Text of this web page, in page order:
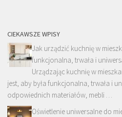
CIEKAWSZE WPISY
Jak urządzić kuchnię w
funkcjonalna, trwała i
Urządzając kuchnię w
jest, aby była funkcjonalna, trwała i
odpowiednich materiałów, mebli …
Oświetlenie uniwersalne do